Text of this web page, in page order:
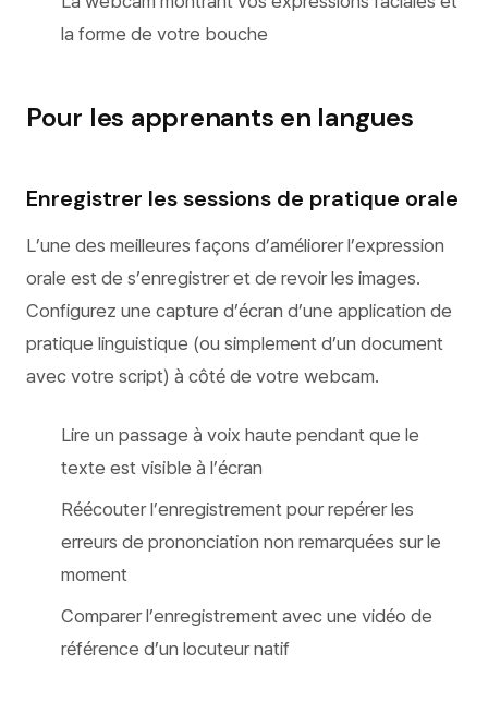
la forme de votre bouche
Pour les apprenants en langues
Enregistrer les sessions de pratique orale
L’une des meilleures façons d’améliorer l’expression
orale est de s’enregistrer et de revoir les images.
Configurez une capture d’écran d’une application de
pratique linguistique (ou simplement d’un document
avec votre script) à côté de votre webcam.
Lire un passage à voix haute pendant que le
texte est visible à l’écran
Réécouter l’enregistrement pour repérer les
erreurs de prononciation non remarquées sur le
moment
Comparer l’enregistrement avec une vidéo de
référence d’un locuteur natif